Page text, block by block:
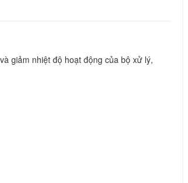
giảm nhiệt độ hoạt động của bộ xử lý,